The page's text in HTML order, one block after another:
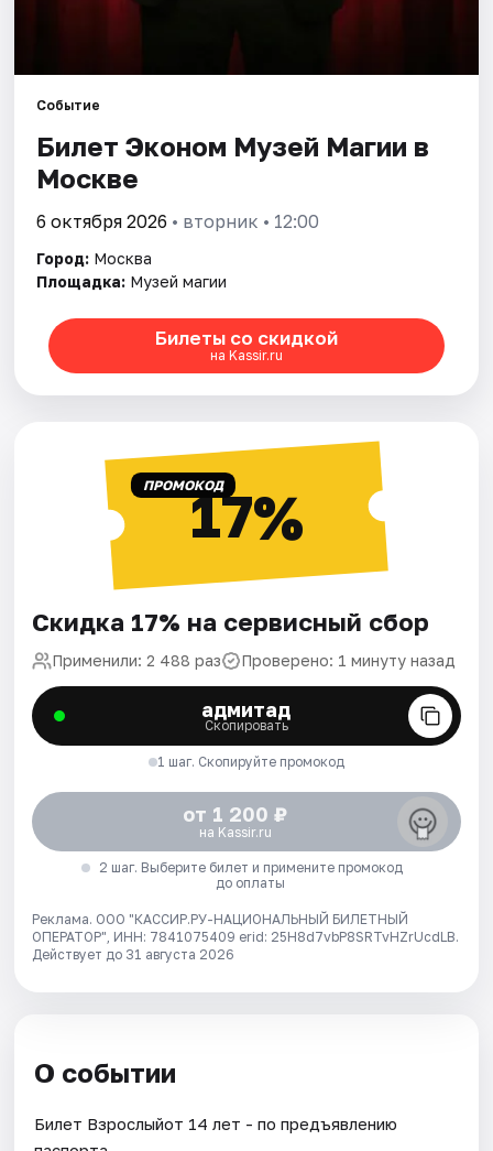
Событие
Билет Эконом Музей Магии в
Москве
6 октября 2026 • вторник • 12:00
Город: Москва
Площадка: Музей магии
Билеты со скидкой
на Kassir.ru
ПРОМОКОД17%
Скидка 17% на сервисный сбор
Применили: 2 488 раз Проверено: 1 минуту назад
адмитад
Скопировать
1 шаг. Скопируйте промокод
от 1 200 ₽
на Kassir.ru
2 шаг. Выберите билет и примените промокод
до оплаты
Реклама. ООО "КАССИР.РУ-НАЦИОНАЛЬНЫЙ БИЛЕТНЫЙ
ОПЕРАТОР", ИНН: 7841075409 erid: 25H8d7vbP8SRTvHZrUcdLB.
Действует до 31 августа 2026
О событии
Билет Взрослыйот 14 лет - по предъявлению